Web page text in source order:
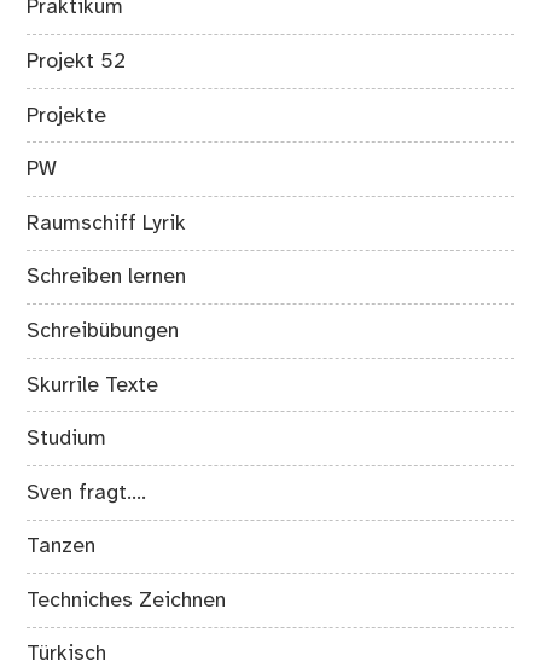
Praktikum
Projekt 52
Projekte
PW
Raumschiff Lyrik
Schreiben lernen
Schreibübungen
Skurrile Texte
Studium
Sven fragt….
Tanzen
Techniches Zeichnen
Türkisch